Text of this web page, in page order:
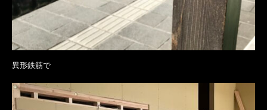
異形鉄筋で